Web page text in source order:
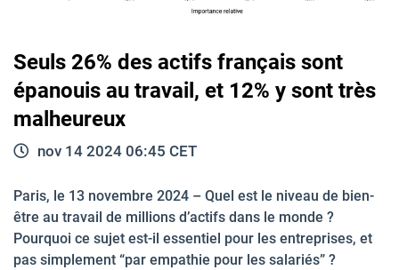
Seuls 26% des actifs français sont
épanouis au travail, et 12% y sont très
malheureux
nov 14 2024 06:45 CET
Paris, le 13 novembre 2024 – Quel est le niveau de bien-
être au travail de millions d’actifs dans le monde ?
Pourquoi ce sujet est-il essentiel pour les entreprises, et
pas simplement “par empathie pour les salariés” ?